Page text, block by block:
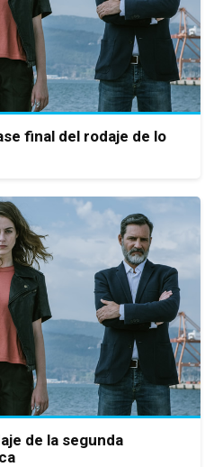
final del rodaje de lo
de la segunda